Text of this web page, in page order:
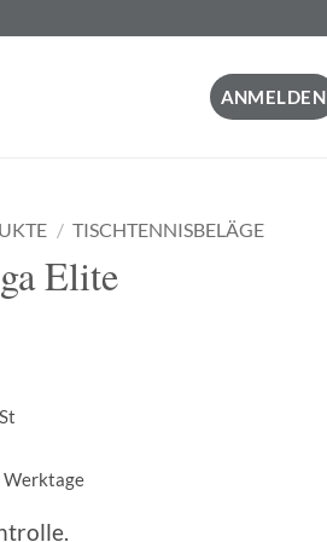
ANMELDEN
/ TISCHTENNISBELÄGE
Elite
Werktage